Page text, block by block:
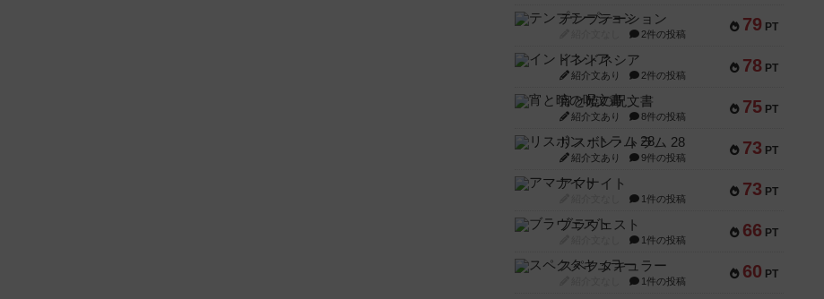
79 PT
テンプテーション
2件の投稿
78 PT
インドネシア
紹介文あり 2件の投稿
75 PT
宵と暁の呪文書
紹介文あり 8件の投稿
73 PT
リスボン・トラム 28
紹介文あり 9件の投稿
73 PT
アマナイト
1件の投稿
66 PT
ブラヴェスト
1件の投稿
60 PT
スペクタキュラー
1件の投稿